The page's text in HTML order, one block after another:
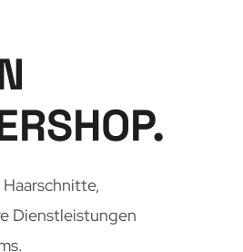
Dienstleistungen